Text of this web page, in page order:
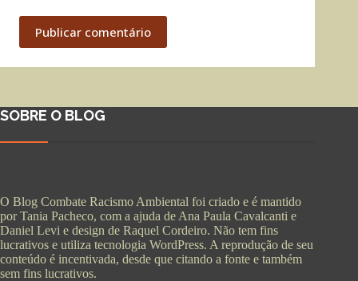
Publicar comentário
SOBRE O BLOG
O Blog Combate Racismo Ambiental foi criado e é mantido
por Tania Pacheco, com a ajuda de Ana Paula Cavalcanti e
Daniel Levi e design de Raquel Cordeiro. Não tem fins
lucrativos e utiliza tecnologia WordPress. A reprodução de seu
conteúdo é incentivada, desde que citando a fonte e também
sem fins lucrativos.